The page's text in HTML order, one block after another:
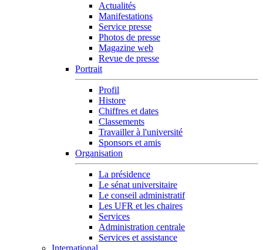
Actualités
Manifestations
Service presse
Photos de presse
Magazine web
Revue de presse
Portrait
Profil
Histore
Chiffres et dates
Classements
Travailler à l'université
Sponsors et amis
Organisation
La présidence
Le sénat universitaire
Le conseil administratif
Les UFR et les chaires
Services
Administration centrale
Services et assistance
International